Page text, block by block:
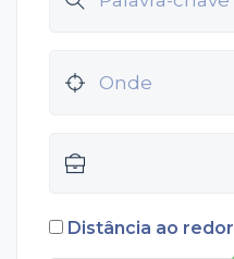
Distância ao redor